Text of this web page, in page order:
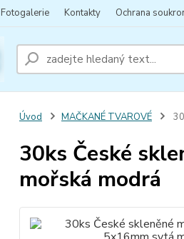
Fotogalerie Kontakty Ochrana
Úvod MAČKANÉ TVAROVÉ
30ks České
mořská modrá